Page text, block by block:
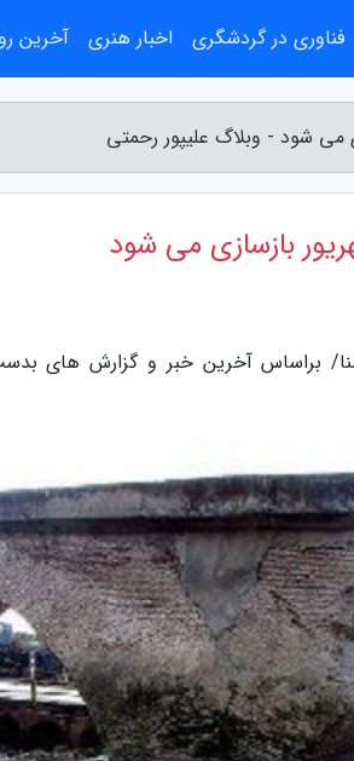
می شود - وبلاگ علیپور رحمتی
بازسازی می شود
براساس آخرین خبر و گزارش های
فناوری در گردشگری اخبار هنری آخرین